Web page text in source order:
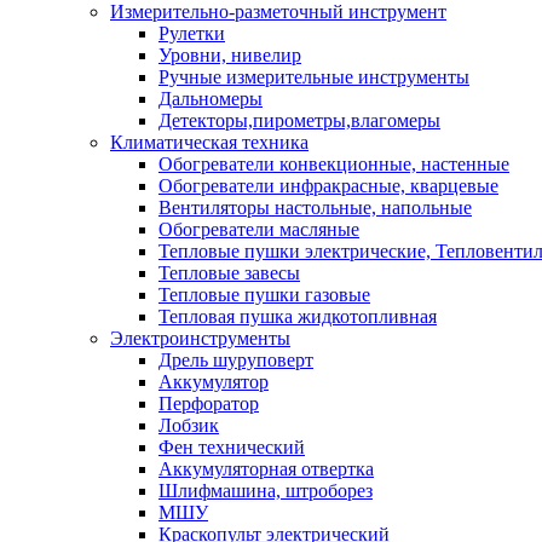
Измерительно-разметочный инструмент
Рулетки
Уровни, нивелир
Ручные измерительные инструменты
Дальномеры
Детекторы,пирометры,влагомеры
Климатическая техника
Обогреватели конвекционные, настенные
Обогреватели инфракрасные, кварцевые
Вентиляторы настольные, напольные
Обогреватели масляные
Тепловые пушки электрические,
Тепловые завесы
Тепловые пушки газовые
Тепловая пушка жидкотопливная
Электроинструменты
Дрель шуруповерт
Аккумулятор
Перфоратор
Лобзик
Фен технический
Аккумуляторная отвертка
Шлифмашина, штроборез
МШУ
Краскопульт электрический